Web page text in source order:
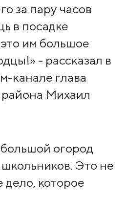
за пару часов
в посадке
им большое
- рассказал в
канале глава
Михаил
огород
Это не
дело, которое